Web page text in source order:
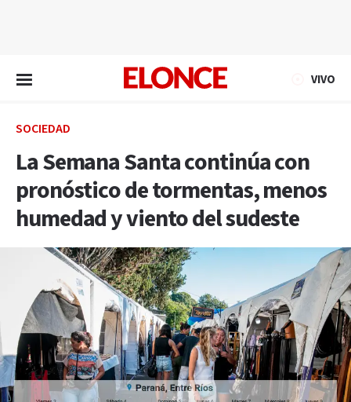
VIVO
SOCIEDAD
La Semana Santa continúa con
pronóstico de tormentas, menos
humedad y viento del sudeste